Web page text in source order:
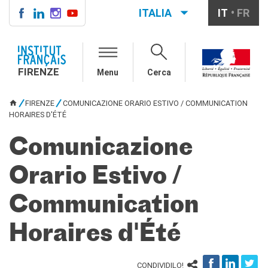
Direttore
La "Carta" dell'IFF
Demande de stage/Lavorare
con noi
Informativa privacy
AGENDA CULTURALE
Cinema in versione
Carta Giovani Nazionale
ITALIA IT FR
FIRENZE Menu Cerca
TU SEI QUI
FIRENZE
COMUNICAZIONE ORARIO ESTIVO / COMMUNICATION
HORAIRES D'ÉTÉ
Comunicazione
Orario Estivo /
Communication
Horaires d'Été
CONDIVIDILO!